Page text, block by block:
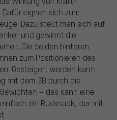
eignen sich zum
Dazu stellt man sich auf
und gewinnt die
Die beiden hinteren
zum Positionieren des
Gesteigert werden kann
mit dem 3B durch die
– das kann eine
ein Rucksack, der mit